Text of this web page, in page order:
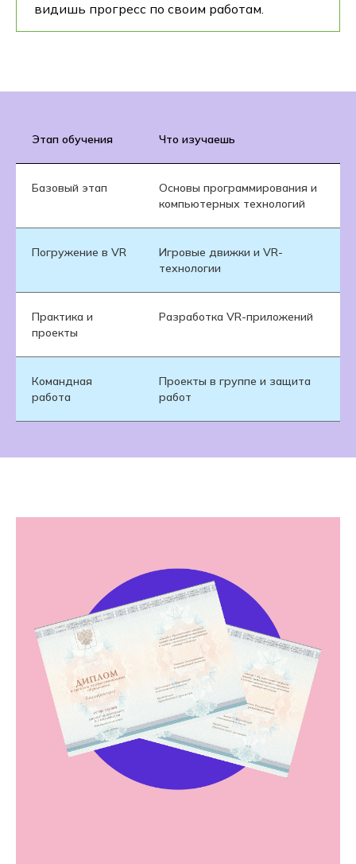
видишь прогресс по своим работам.
Этап обучения Что изучаешь
Базовый этап
Основы программирования и
компьютерных технологий
Погружение в VR
Игровые движки и VR-
технологии
Практика и
проекты
Разработка VR-приложений
Командная
работа
Проекты в группе и защита
работ